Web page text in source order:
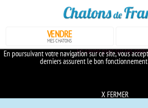
En poursuivant votre navigation sur ce site, vous
derniers assurent le bon fonctionnement
En savoir plus sur les
X FERMER
VENDRE
MES CHATONS